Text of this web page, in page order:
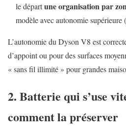
le départune organisation par
modèle avec autonomie
L’autonomie du Dyson V8 est
d’appoint ou pour des surfaces
« sans fil illimité » pour grandes
2. Batterie qui s’use
comment la préserver